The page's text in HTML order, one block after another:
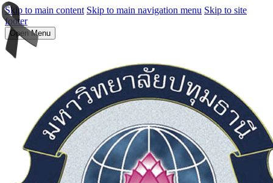
Skip to main content Skip to main navigation menu Skip to site
footer
Open Menu